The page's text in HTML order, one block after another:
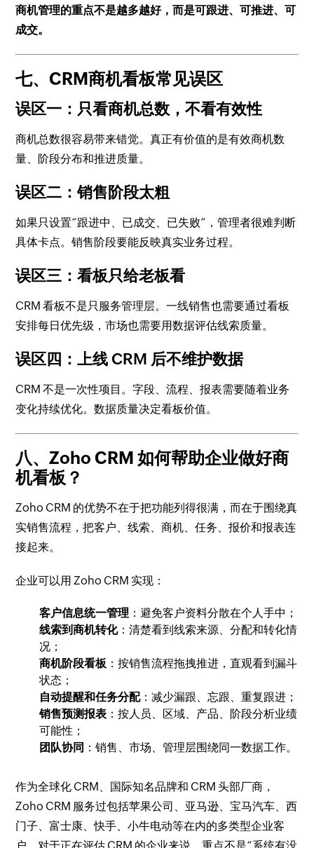
商机管理的重点不是越多越好，而是可跟进、可推进、可
成交。
七、CRM商机看板常见误区
误区一：只看商机总数，不看有效性
商机总数很容易带来错觉。真正有价值的是有效商机数
量、阶段分布和推进质量。
误区二：销售阶段太粗
如果只设置“跟进中、已成交、已失败”，管理者很难判断
具体卡点。销售阶段要能反映真实业务过程。
误区三：看板只给老板看
CRM 看板不是只服务管理层。一线销售也需要通过看板
安排每日优先级，市场也需要用数据评估线索质量。
误区四：上线 CRM 后不维护数据
CRM 不是一次性项目。字段、流程、报表需要随着业务
变化持续优化。数据质量决定看板价值。
八、Zoho CRM 如何帮助企业做好商
机看板？
Zoho CRM 的优势不在于把功能列得很满，而在于围绕真
实销售流程，把客户、线索、商机、任务、报价和报表连
接起来。
企业可以用 Zoho CRM 实现：
客户信息统一管理 ：避免客户资料分散在个人手中；
线索到商机转化：清楚看到线索来源、分配和转化情
况；
商机阶段看板 ：按销售流程拖拽推进，直观看到漏斗
状态；
自动提醒和任务分配：减少漏跟、忘跟、重复跟进；
销售预测报表 ：按人员、区域、产品、阶段分析业绩
可能性；
团队协同 ：销售、市场、管理层围绕同一数据工作。
作为全球化 CRM、国际知名品牌和 CRM 头部厂商，
Zoho CRM 服务过包括苹果公司、亚马逊、宝马汽车、西
门子、富士康、快手、小牛电动等在内的多类型企业客
户。对于正在评估 CRM 的企业来说，重点不是“系统有没